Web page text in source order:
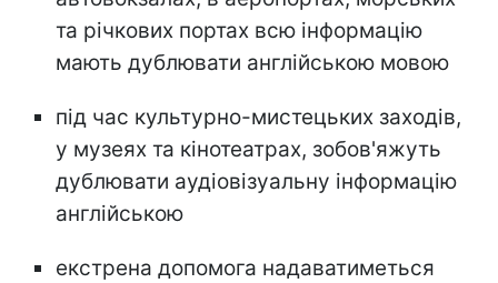
та річкових портах всю інформацію
мають дублювати англійською мовою
під час культурно-мистецьких заходів,
у музеях та кінотеатрах, зобов'яжуть
дублювати аудіовізуальну інформацію
англійською
екстрена допомога надаватиметься